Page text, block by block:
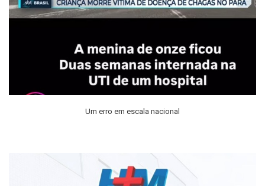
Um erro em escala nacional